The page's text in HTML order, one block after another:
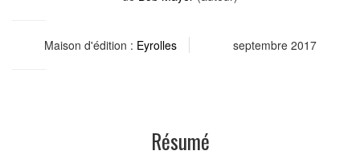
Maison d'édition : Eyrolles septembre 2017
Résumé